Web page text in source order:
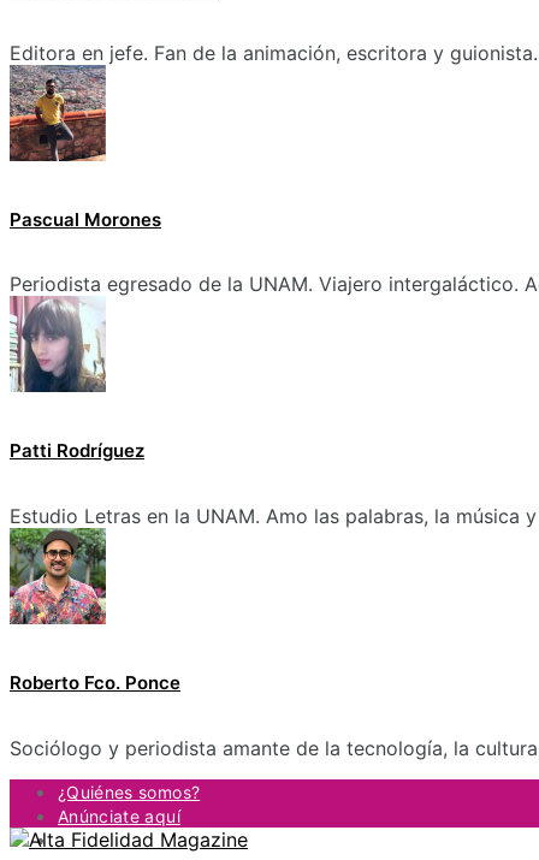
Editora en jefe. Fan de la animación, escritora y guionista.
Pascual Morones
Periodista egresado de la UNAM. Viajero intergaláctico.
Patti Rodríguez
Estudio Letras en la UNAM. Amo las palabras, la música
Roberto Fco. Ponce
Sociólogo y periodista amante de la tecnología, la
¿Quiénes somos?
Anúnciate aquí
Contacto